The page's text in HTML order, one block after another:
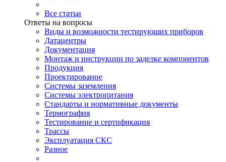
Все статьи
Ответы на вопросы
Виды и возможности тестирующих приборов
Датацентры
Документация
Монтаж и инструкции по заделке компонентов
Продукция
Проектирование
Системы заземления
Системы электропитания
Стандарты и нормативные документы
Термография
Тестирование и сертификация
Трассы
Эксплуатация СКС
Разное